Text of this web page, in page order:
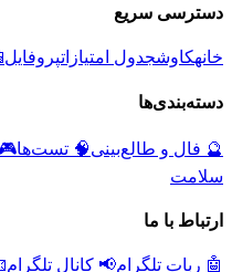
دسترسی سریع
خانهکاوشجدول امتیازاتپروفایل
دسته‌بندی‌ها
🔮 فال و طالع‌بینی🧠 تست‌ها🎮
سلامت
ارتباط با ما
🤖 ربات تلگرام📢 کانال تلگرام